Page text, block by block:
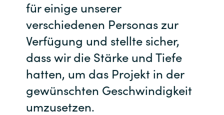
für einige unserer
verschiedenen Personas zur
Verfügung und stellte sicher,
dass wir die Stärke und Tiefe
hatten, um das Projekt in der
gewünschten Geschwindigkeit
umzusetzen.